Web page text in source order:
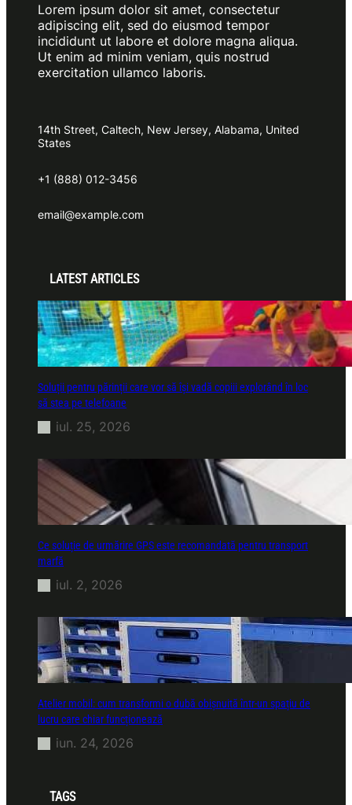
Lorem ipsum dolor sit amet, consectetur
adipiscing elit, sed do eiusmod tempor
incididunt ut labore et dolore magna aliqua.
Ut enim ad minim veniam, quis nostrud
exercitation ullamco laboris.
14th Street, Caltech, New Jersey, Alabama, United
States
+1 (888) 012-3456
email@example.com
LATEST ARTICLES
Soluții pentru părinții care vor să își vadă copiii explorând în loc
să stea pe telefoane
iul. 25, 2026
Ce soluție de urmărire GPS este recomandată pentru transport
marfă
iul. 2, 2026
Atelier mobil: cum transformi o dubă obișnuită într-un spațiu de
lucru care chiar funcționează
iun. 24, 2026
TAGS